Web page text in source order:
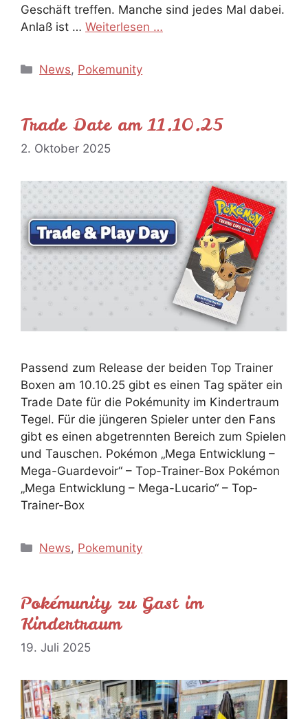
Geschäft treffen. Manche sind jedes Mal dabei.
Anlaß ist … Weiterlesen …
Kategorien
News, Pokemunity
Trade Date am 11.10.25
2. Oktober 2025
Passend zum Release der beiden Top Trainer
Boxen am 10.10.25 gibt es einen Tag später ein
Trade Date für die Pokémunity im Kindertraum
Tegel. Für die jüngeren Spieler unter den Fans
gibt es einen abgetrennten Bereich zum Spielen
und Tauschen. Pokémon „Mega Entwicklung –
Mega-Guardevoir“ – Top-Trainer-Box Pokémon
„Mega Entwicklung – Mega-Lucario“ – Top-
Trainer-Box
Kategorien
News, Pokemunity
Pokémunity zu Gast im
Kindertraum
19. Juli 2025